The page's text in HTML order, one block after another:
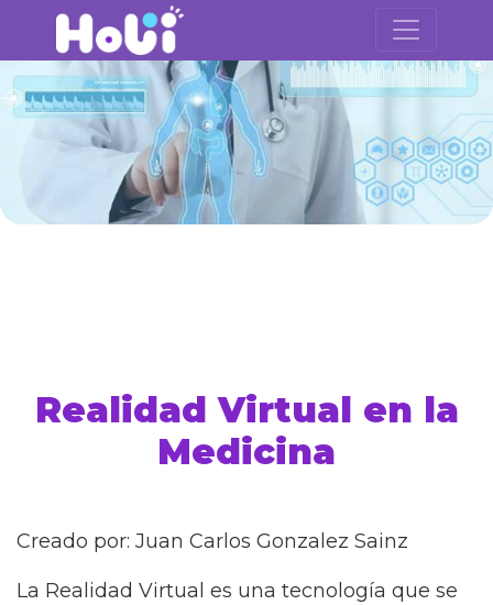
Realidad Virtual en la
Medicina
Creado por: Juan Carlos Gonzalez Sainz
La Realidad Virtual es una tecnología que se